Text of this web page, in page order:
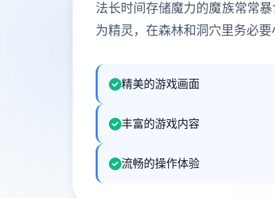
法长时间存储魔力的魔族常常
为精灵，在森林和洞穴里务必要
精美的游戏画面
丰富的游戏内容
流畅的操作体验